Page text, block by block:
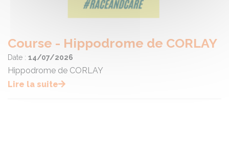
Course - Hippodrome de CORLAY
Date : 14/07/2026
Hippodrome de CORLAY
Lire la suite